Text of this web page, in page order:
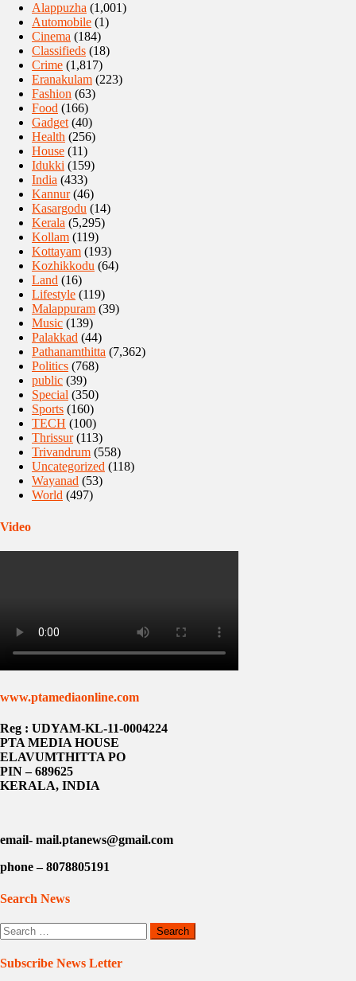
Alappuzha (1,001)
Automobile (1)
Cinema (184)
Classifieds (18)
Crime (1,817)
Eranakulam (223)
Fashion (63)
Food (166)
Gadget (40)
Health (256)
House (11)
Idukki (159)
India (433)
Kannur(46)
Kasargodu (14)
Kerala (5,295)
Kollam (119)
Kottayam (193)
Kozhikkodu (64)
Land (16)
Lifestyle (119)
Malappuram (39)
Music (139)
Palakkad (44)
Pathanamthitta (7,362)
Politics (768)
public (39)
Special (350)
Sports (160)
TECH (100)
Thrissur(113)
Trivandrum (558)
Uncategorized (118)
Wayanad (53)
World (497)
Video
www.ptamediaonline.com
Reg : UDYAM-KL-11-0004224
PTA MEDIA HOUSE
ELAVUMTHITTA PO
PIN – 689625
KERALA, INDIA
email- mail.ptanews@gmail.com
phone – 8078805191
Search News
Search
for:
Subscribe News Letter